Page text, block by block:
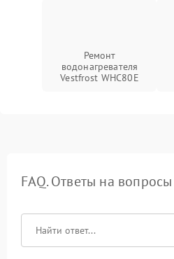
Ремонт
водонагревателя
Vestfrost WHC80E
FAQ. Ответы на вопросы